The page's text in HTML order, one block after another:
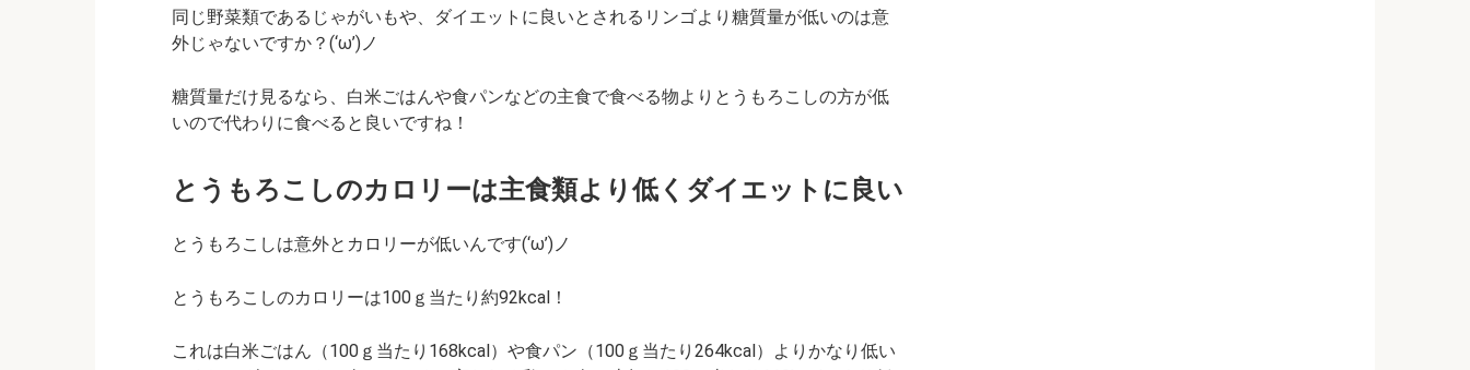
同じ野菜類であるじゃがいもや、ダイエットに良いとされるリンゴより糖質量が低いのは意
外じゃないですか？(‘ω’)ノ
糖質量だけ見るなら、白米ごはんや食パンなどの主食で食べる物よりとうもろこしの方が低
いので代わりに食べると良いですね！
とうもろこしのカロリーは主食類より低くダイエットに良い
とうもろこしは意外とカロリーが低いんです(‘ω’)ノ
とうもろこしのカロリーは100ｇ当たり約92kcal！
これは白米ごはん（100ｇ当たり168kcal）や食パン（100ｇ当たり264kcal）よりかなり低い